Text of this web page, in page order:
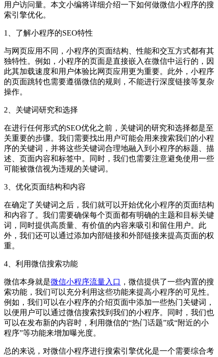
用户访问量。本文小编将详细介绍一下如何做微信小程序的搜
索引擎优化。
1、了解小程序的SEO特性
与网页应用不同，小程序的页面结构、性能和交互方式都有其
独特性。例如，小程序的页面是直接嵌入在微信中运行的，因
此其加载速度和用户体验比网页应用更为重要。此外，小程序
的页面跳转也需要遵循微信的规则，不能进行深度链接等复杂
操作。
2、关键词研究和选择
在进行任何形式的SEO优化之前，关键词的研究和选择都是至
关重要的步骤。我们需要找出用户可能会用来搜索我们的小程
序的关键词，并将这些关键词合理地融入到小程序的标题、描
述、页面内容和标签中。同时，我们也需要注意避免使用一些
可能被微信视为违规的关键词。
3、优化页面结构和内容
在确定了关键词之后，我们就可以开始优化小程序的页面结构
和内容了。我们需要确保每个页面都有明确的主题和目标关键
词，同时提供高质量、有价值的内容来吸引和留住用户。此
外，我们还可以通过添加内部链接和外部链接来提高页面的权
重。
4、利用微信搜索功能
微信本身就是微信小程序流量入口
，微信提供了一些内置的搜
索功能，我们可以充分利用这些功能来提高小程序的可见性。
例如，我们可以在小程序的介绍页面中添加一些热门关键词，
以便用户可以通过微信搜索找到我们的小程序。同时，我们也
可以在发布新的内容时，利用微信的“热门话题”或“附近的小
程序”等功能来增加曝光度。
总的来说，对微信小程序进行搜索引擎优化是一个需要综合考